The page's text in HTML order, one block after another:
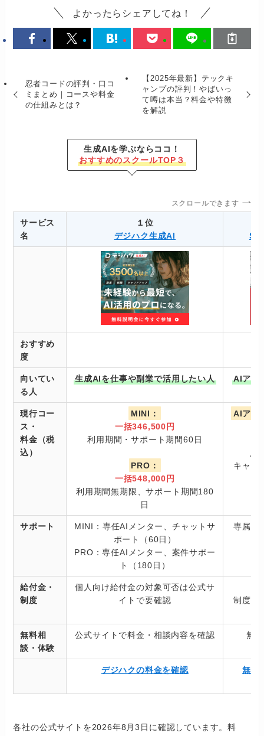
よかったらシェアしてね！
忍者コードの評判・口コ
ミまとめ｜コースや料金
の仕組みとは？
【2025年最新】テックキ
ャンプの評判！やばいっ
て噂は本当？料金や特徴
を解説
生成AIを学ぶならココ！
おすすめのスクールTOP３
スクロールできます
サービス
名
１位
デジハク生成AI
おすすめ
度
向いてい
る人
生成AIを仕事や副業で活用したい人 AIアプ
現行コー
ス・
料金（税
込）
MINI：
一括346,500円
利用期間・サポート期間60日
PRO：
一括548,000円
利用期間無期限、サポート期間180
日
AIアプ
キャン
サポート
MINI：専任AIメンター、チャットサ
ポート（60日）
PRO：専任AIメンター、案件サポー
ト（180日）
専属エ
給付金・
制度
個人向け給付金の対象可否は公式サ
イトで要確認
制度・
無料相
談・体験
公式サイトで料金・相談内容を確認 無
デジハクの料金を確認 無料
各社の公式サイトを2026年8月3日に確認しています。料